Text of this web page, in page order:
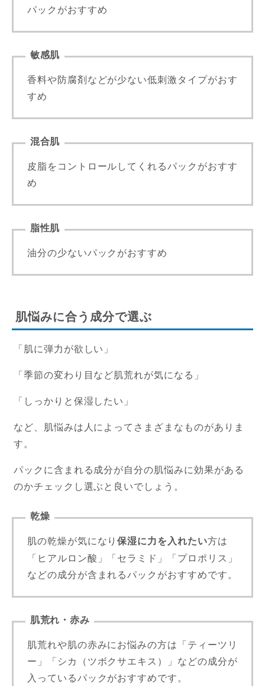
パックがおすすめ
敏感肌
香料や防腐剤などが少ない低刺激タイプがおす
すめ
混合肌
皮脂をコントロールしてくれるパックがおすす
め
脂性肌
油分の少ないパックがおすすめ
肌悩みに合う成分で選ぶ
「肌に弾力が欲しい」
「季節の変わり目など肌荒れが気になる」
「しっかりと保湿したい」
など、肌悩みは人によってさまざまなものがありま
す。
パックに含まれる成分が自分の肌悩みに効果がある
のかチェックし選ぶと良いでしょう。
乾燥
肌の乾燥が気になり保湿に力を入れたい方は
「ヒアルロン酸」「セラミド」「プロポリス」
などの成分が含まれるパックがおすすめです。
肌荒れ・赤み
肌荒れや肌の赤みにお悩みの方は「ティーツリ
ー」「シカ（ツボクサエキス）」などの成分が
入っているパックがおすすめです。